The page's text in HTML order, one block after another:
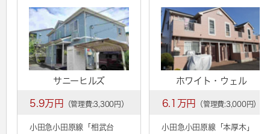
サニーヒルズ
5.9万円 （管理費:3,300円）
小田急小田原線「 相武台
ホワイト・ウェル
6.1万円 （管理費:3,000円）
小田急小田原線「本厚木 」